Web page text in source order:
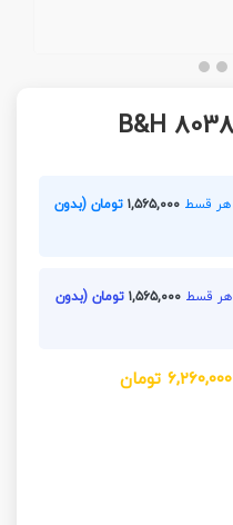
۱,۵۶۵,۰۰۰تومان (بدون
۱,۵۶۵,۰۰۰تومان (بدون
۶,۲۶۰,۰۰۰ تومان